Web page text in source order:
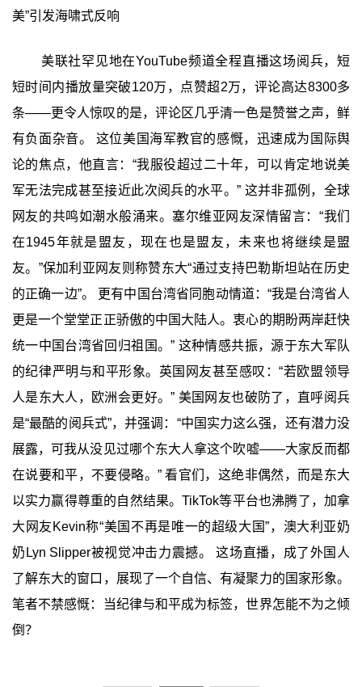
美”引发海啸式反响
美联社罕见地在YouTube频道全程直播这场阅兵，短
短时间内播放量突破120万，点赞超2万，评论高达8300多
条——更令人惊叹的是，评论区几乎清一色是赞誉之声，鲜
有负面杂音。 这位美国海军教官的感慨，迅速成为国际舆
论的焦点，他直言：“我服役超过二十年，可以肯定地说美
军无法完成甚至接近此次阅兵的水平。” 这并非孤例，全球
网友的共鸣如潮水般涌来。塞尔维亚网友深情留言：“我们
在1945年就是盟友，现在也是盟友，未来也将继续是盟
友。”保加利亚网友则称赞东大“通过支持巴勒斯坦站在历史
的正确一边”。 更有中国台湾省同胞动情道：“我是台湾省人
更是一个堂堂正正骄傲的中国大陆人。衷心的期盼两岸赶快
统一中国台湾省回归祖国。” 这种情感共振，源于东大军队
的纪律严明与和平形象。英国网友甚至感叹：“若欧盟领导
人是东大人，欧洲会更好。” 美国网友也破防了，直呼阅兵
是“最酷的阅兵式”，并强调：“中国实力这么强，还有潜力没
展露，可我从没见过哪个东大人拿这个吹嘘——大家反而都
在说要和平，不要侵略。” 看官们，这绝非偶然，而是东大
以实力赢得尊重的自然结果。TikTok等平台也沸腾了，加拿
大网友Kevin称“美国不再是唯一的超级大国”，澳大利亚奶
奶Lyn Slipper被视觉冲击力震撼。 这场直播，成了外国人
了解东大的窗口，展现了一个自信、有凝聚力的国家形象。
笔者不禁感慨：当纪律与和平成为标签，世界怎能不为之倾
倒？